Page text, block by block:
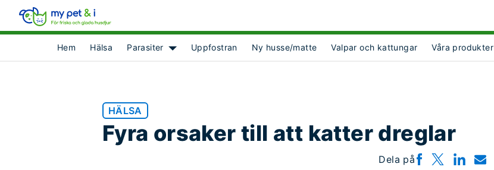
Hem Hälsa
Parasiter
Show submenu for [object Object]
Uppfostran Ny husse/matte Valpar och kattungar
Våra produkter
HÄLSA
Fyra orsaker till att katter dreglar
Dela på